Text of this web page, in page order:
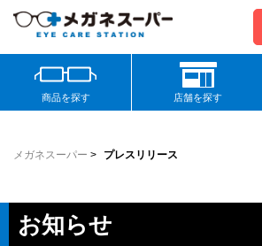
商品を探す 店舗を探す
メガネスーパー > プレスリリース
お知らせ